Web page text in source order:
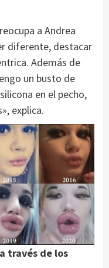
a Andrea
diferente, destacar
Además de
un busto de
en el pecho,
explica.
través de los